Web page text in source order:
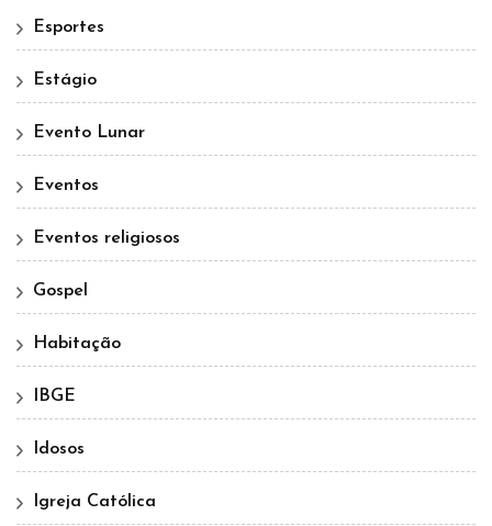
Esportes
Estágio
Evento Lunar
Eventos
Eventos religiosos
Gospel
Habitação
IBGE
Idosos
Igreja Católica